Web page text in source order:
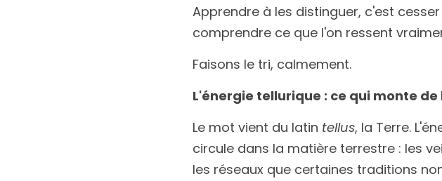
Apprendre à les distinguer, c'est
comprendre ce que l'on ressent
Faisons le tri, calmement.
L'énergie tellurique : ce qui monte de
Le mot vient du latin tellus, la Terre.
circule dans la matière terrestre : les
les réseaux que certaines traditions